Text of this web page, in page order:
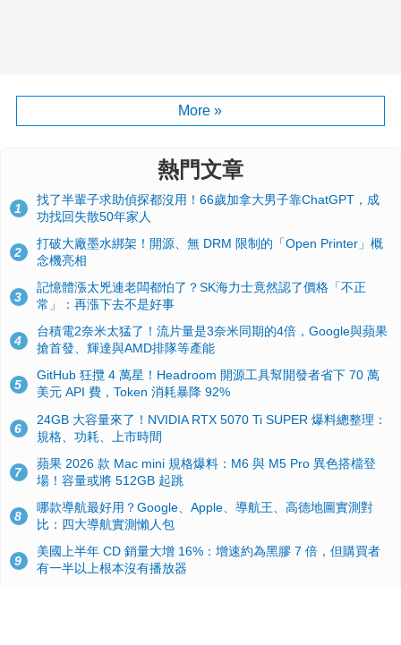
More »
熱門文章
1
找了半輩子求助偵探都沒用！66歲加拿大男子靠ChatGPT，成
功找回失散50年家人
2
打破大廠墨水綁架！開源、無 DRM 限制的「Open Printer」概
念機亮相
3
記憶體漲太兇連老闆都怕了？SK海力士竟然認了價格「不正
常」：再漲下去不是好事
4
台積電2奈米太猛了！流片量是3奈米同期的4倍，Google與蘋果
搶首發、輝達與AMD排隊等產能
5
GitHub 狂攬 4 萬星！Headroom 開源工具幫開發者省下 70 萬
美元 API 費，Token 消耗暴降 92%
6
24GB 大容量來了！NVIDIA RTX 5070 Ti SUPER 爆料總整理：
規格、功耗、上市時間
7
蘋果 2026 款 Mac mini 規格爆料：M6 與 M5 Pro 異色搭檔登
場！容量或將 512GB 起跳
8
哪款導航最好用？Google、Apple、導航王、高德地圖實測對
比：四大導航實測懶人包
9
美國上半年 CD 銷量大增 16%：增速約為黑膠 7 倍，但購買者
有一半以上根本沒有播放器